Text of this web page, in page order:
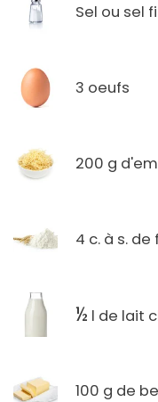
Sel ou sel
3 oeufs
200 g
4 c. à s. de
½ l de lait
100 g de